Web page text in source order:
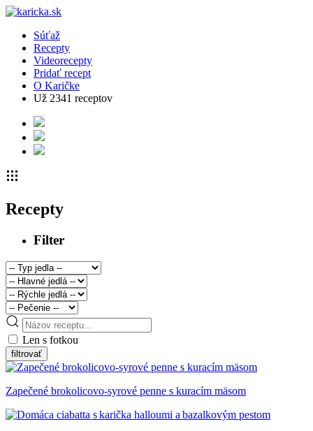
Súťaž
Recepty
Videorecepty
Pridať recept
O Karičke
Už 2341 receptov
Recepty
Filter
Len s fotkou
Zapečené brokolicovo-syrové penne s kuracím mäsom